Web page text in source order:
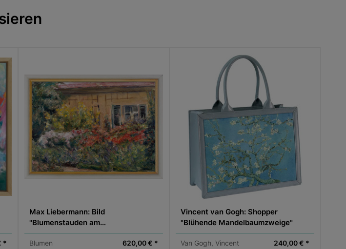
*
Max Liebermann: Bild
"Blumenstauden am
Gärtnerhäuschen nach Norden"
(1928)
Blumen 620,00 € *
Vincent van Gogh: Shopper
"Blühende Mandelbaumzweige"
Van Gogh, Vincent 240,00 € *